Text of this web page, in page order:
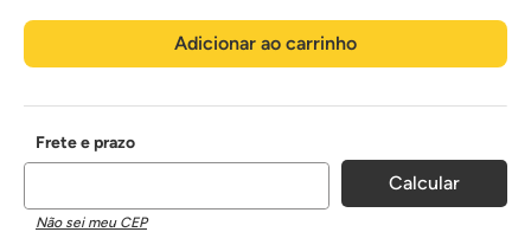
Adicionar ao carrinho
Não sei meu CEP